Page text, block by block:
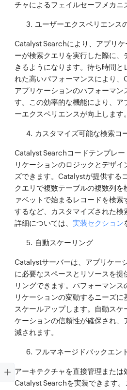
チャによるフェイルセーフメカニ
ユーザーエクスペリエンス
Catalyst Searchにより、アプリ
ーが検索クエリを実行した際に、
きるようになります。待ち時間と
れた高いパフォーマンスにより
アプリケーションのパフォーマン
す。この効率的な機能により、ア
ーエクスペリエンスが向上します。
カスタマイズ可能な検索コ
Catalyst Searchコードテンプレ
リケーションのロジックとデザイ
ズできます。Catalystが提供する
クエリで複数テーブルの複数列を
ァベットで始まるレコードを検索
するなど、カスタマイズされた検
詳細については、 実装セクション
自動スケーリング
Catalystサーバーは、アプリケー
に必要なスペースとリソースを提
リングできます。パフォーマン
リケーションの変動するニーズ
スケールアップします。自動スケ
ケーションの信頼性が確保され、
減されます。
フルマネージドバックエン
アーキテクチャを直接管理または
Catalyst Searchを実装できます